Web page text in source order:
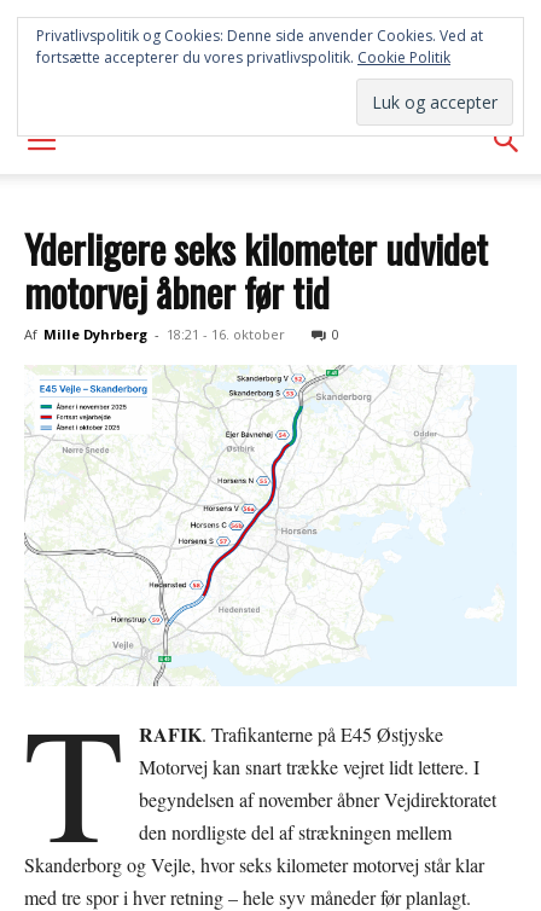
SYD
AVISEN
Yderligere seks kilometer udvidet
motorvej åbner før tid
Af Mille Dyhrberg - 18:21 - 16. oktober 0
T RAFIK. Trafikanterne på E45 Østjyske
Motorvej kan snart trække vejret lidt lettere. I
begyndelsen af november åbner Vejdirektoratet
den nordligste del af strækningen mellem
Skanderborg og Vejle, hvor seks kilometer motorvej står klar
med tre spor i hver retning – hele syv måneder før planlagt.
Privatlivspolitik og Cookies: Denne side anvender Cookies. Ved at
fortsætte accepterer du vores privatlivspolitik. Cookie Politik